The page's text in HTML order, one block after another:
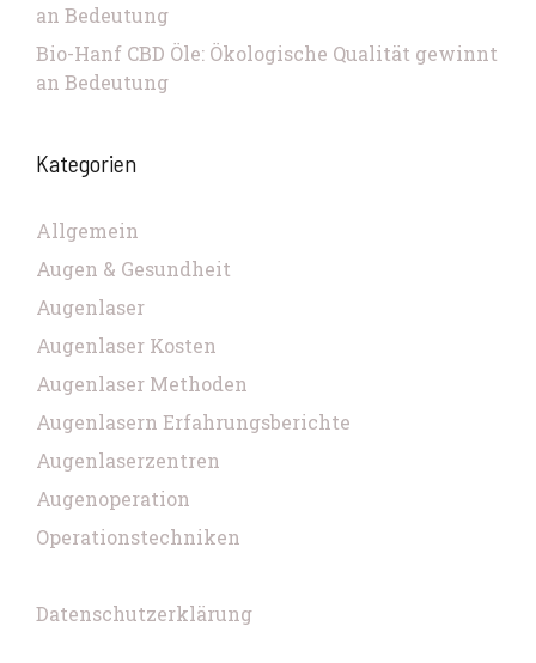
an Bedeutung
Bio-Hanf CBD Öle: Ökologische Qualität gewinnt
an Bedeutung
Kategorien
Allgemein
Augen & Gesundheit
Augenlaser
Augenlaser Kosten
Augenlaser Methoden
Augenlasern Erfahrungsberichte
Augenlaserzentren
Augenoperation
Operationstechniken
Datenschutzerklärung